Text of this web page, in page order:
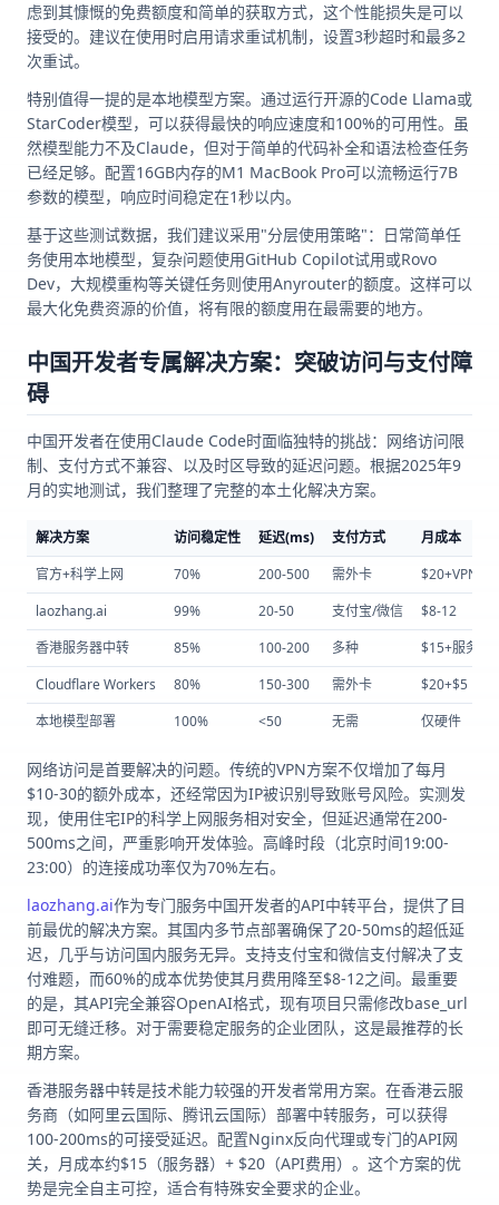
虑到其慷慨的免费额度和简单的获取方式，这个性能损失是可以
接受的。建议在使用时启用请求重试机制，设置3秒超时和最多2
次重试。
特别值得一提的是本地模型方案。通过运行开源的Code Llama或
StarCoder模型，可以获得最快的响应速度和100%的可用性。虽
然模型能力不及Claude，但对于简单的代码补全和语法检查任务
已经足够。配置16GB内存的M1 MacBook Pro可以流畅运行7B
参数的模型，响应时间稳定在1秒以内。
基于这些测试数据，我们建议采用"分层使用策略"：日常简单任
务使用本地模型，复杂问题使用GitHub Copilot试用或Rovo
Dev，大规模重构等关键任务则使用Anyrouter的额度。这样可以
最大化免费资源的价值，将有限的额度用在最需要的地方。
中国开发者专属解决方案：突破访问与支付障
碍
中国开发者在使用Claude Code时面临独特的挑战：网络访问限
制、支付方式不兼容、以及时区导致的延迟问题。根据2025年9
月的实地测试，我们整理了完整的本土化解决方案。
解决方案 访问稳定性 延迟(ms) 支付方式
月成本
官方+科学上网
70% 200-500 需外卡
$20+VPN
laozhang.ai
99% 20-50 支付宝/微信
$8-12
香港服务器中转
85% 100-200 多种
$15+服务器
Cloudflare Workers
80% 150-300 需外卡
$20+$5
本地模型部署
100% <50 无需 仅硬件
网络访问是首要解决的问题。传统的VPN方案不仅增加了每月
$10-30的额外成本，还经常因为IP被识别导致账号风险。实测发
现，使用住宅IP的科学上网服务相对安全，但延迟通常在200-
500ms之间，严重影响开发体验。高峰时段（北京时间19:00-
23:00）的连接成功率仅为70%左右。
laozhang.ai作为专门服务中国开发者的API中转平台，提供了目
前最优的解决方案。其国内多节点部署确保了20-50ms的超低延
迟，几乎与访问国内服务无异。支持支付宝和微信支付解决了支
付难题，而60%的成本优势使其月费用降至$8-12之间。最重要
的是，其API完全兼容OpenAI格式，现有项目只需修改base_url
即可无缝迁移。对于需要稳定服务的企业团队，这是最推荐的长
期方案。
香港服务器中转是技术能力较强的开发者常用方案。在香港云服
务商（如阿里云国际、腾讯云国际）部署中转服务，可以获得
100-200ms的可接受延迟。配置Nginx反向代理或专门的API网
关，月成本约$15（服务器）+ $20（API费用）。这个方案的优
势是完全自主可控，适合有特殊安全要求的企业。